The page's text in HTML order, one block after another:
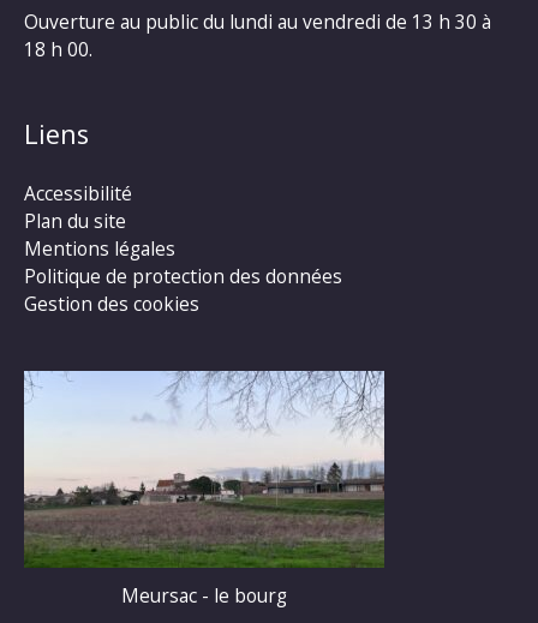
Ouverture au public du lundi au vendredi de 13 h 30 à
18 h 00.
Liens
Accessibilité
Plan du site
Mentions légales
Politique de protection des données
Gestion des cookies
Meursac - le bourg